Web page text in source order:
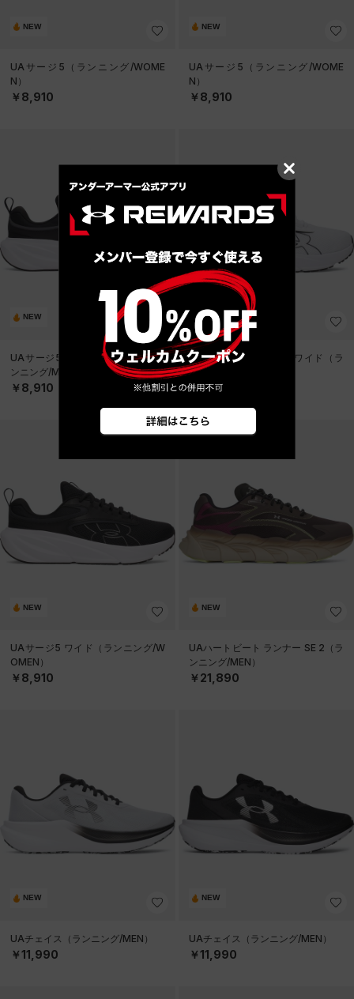
NEW
UAサージ5（ランニング/WOME
N）
￥8,910
NEW
UAサージ5（ランニング/WOME
N）
￥8,910
NEW
UAサージ5 エクストラワイド（ラ
ンニング/MEN）
￥8,910
NEW
UAサージ5 エクストラワイド（ラ
ンニング/MEN）
￥8,910
NEW
UAサージ5 ワイド（ランニング/W
OMEN）
￥8,910
NEW
UAハートビート ランナー SE 2（ラ
ンニング/MEN）
￥21,890
NEW
UAチェイス（ランニング/MEN）
￥11,990
NEW
UAチェイス（ランニング/MEN）
￥11,990